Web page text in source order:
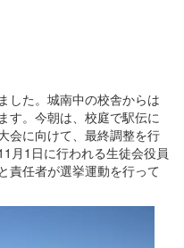
した。城南中の校舎からは
す。今朝は、校庭で駅伝に
会に向けて、最終調整を行
月1日に行われる生徒会役員
責任者が選挙運動を行って